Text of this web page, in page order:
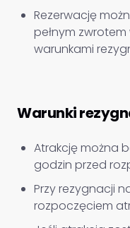
Rezerwację
pełnym
warunkami
Warunki
Atrakcję można
godzin przed
Przy rezygnacji
rozpoczęciem